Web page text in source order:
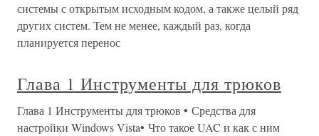
системы с открытым исходным кодом, а также целый ряд
других систем. Тем не менее, каждый раз, когда
планируется перенос
Глава 1 Инструменты для трюков
Глава 1 Инструменты для трюков • Средства для
настройки Windows Vista• Что такое UAC и как с ним